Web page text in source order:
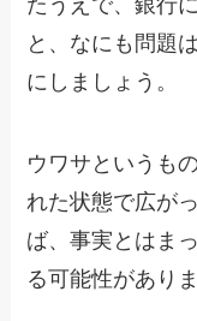
と、なにも問題
にしましょう。
ウワサというも
れた状態で広が
ば、事実とはま
る可能性がありま